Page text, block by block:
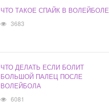
ЧТО ТАКОЕ СПАЙК В ВОЛЕЙБОЛЕ
3683
ЧТО ДЕЛАТЬ ЕСЛИ БОЛИТ
БОЛЬШОЙ ПАЛЕЦ ПОСЛЕ
ВОЛЕЙБОЛА
6081